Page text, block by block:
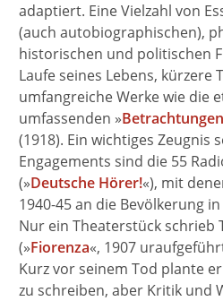
adaptiert. Eine Vielzahl von
(auch autobiographischen),
historischen und politischen
Laufe seines Lebens, kürzere
umfangreiche Werke wie die
umfassenden »
(1918). Ein wichtiges Zeugnis
Engagements sind die 55
(»Deutsche Hörer!«), mit
1940-45 an die Bevölkerung
Nur ein Theaterstück schrieb
(»Fiorenza«, 1907
Kurz vor seinem Tod plante
zu schreiben, aber Kritik und